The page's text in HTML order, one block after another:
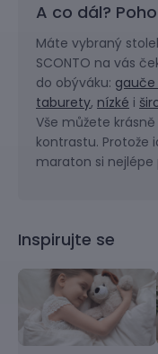
A co dál?
Máte vybraný
SCONTO na vás
do obýváku:
taburety, nízké i
Vše můžete
kontrastu. Protože
maraton si nejlépe
Inspirujte se